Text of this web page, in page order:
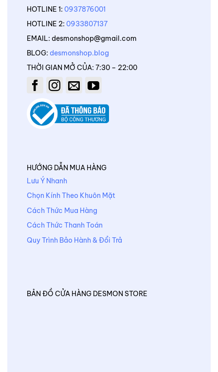
HOTLINE 1: 0937876001
HOTLINE 2: 0933807137
EMAIL: desmonshop@gmail.com
BLOG: desmonshop.blog
THỜI GIAN MỞ CỦA: 7:30 – 22:00
HƯỚNG DẪN MUA HÀNG
Lưu Ý Nhanh
Chọn Kính Theo Khuôn Mặt
Cách Thức Mua Hàng
Cách Thức Thanh Toán
Quy Trình Bảo Hành & Đổi Trả
BẢN ĐỒ CỬA HÀNG DESMON STORE